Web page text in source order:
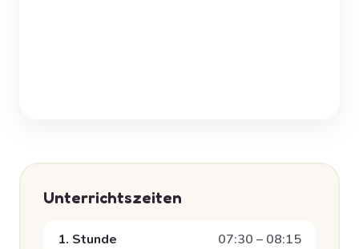
Unterrichtszeiten
1. Stunde 07:30 – 08:15